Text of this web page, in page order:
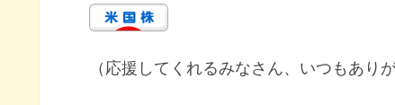
（応援してくれるみなさん、いつもあり